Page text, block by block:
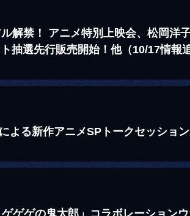
解禁！ アニメ特別上映会、松岡洋
抽選先行販売開始！他（10/17情報追
よる新作アニメSPトークセッショ